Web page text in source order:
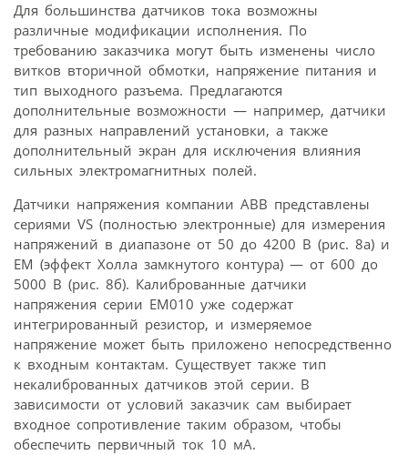
Для большинства датчиков тока возможны
различные модификации исполнения. По
требованию заказчика могут быть изменены число
витков вторичной обмотки, напряжение питания и
тип выходного разъема. Предлагаются
дополнительные возможности — например, датчики
для разных направлений установки, а также
дополнительный экран для исключения влияния
сильных электромагнитных полей.
Датчики напряжения компании АВВ представлены
сериями VS (полностью электронные) для измерения
напряжений в диапазоне от 50 до 4200 В (рис. 8а) и
ЕМ (эффект Холла замкнутого контура) — от 600 до
5000 В (рис. 8б). Калиброванные датчики
напряжения серии ЕМ010 уже содержат
интегрированный резистор, и измеряемое
напряжение может быть приложено непосредственно
к входным контактам. Существует также тип
некалиброванных датчиков этой серии. В
зависимости от условий заказчик сам выбирает
входное сопротивление таким образом, чтобы
обеспечить первичный ток 10 мА.